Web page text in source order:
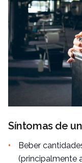
Síntomas de
Beber
(principalmente